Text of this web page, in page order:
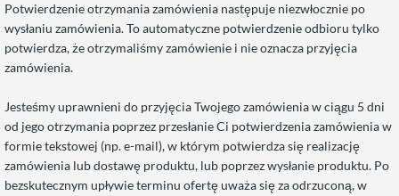
Potwierdzenie otrzymania zamówienia następuje niezwłocznie po
wysłaniu zamówienia. To automatyczne potwierdzenie odbioru tylko
potwierdza, że ​​otrzymaliśmy zamówienie i nie oznacza przyjęcia
zamówienia.
Jesteśmy uprawnieni do przyjęcia Twojego zamówienia w ciągu 5 dni
od jego otrzymania poprzez przesłanie Ci potwierdzenia zamówienia w
formie tekstowej (np. e-mail), w którym potwierdza się realizację
zamówienia lub dostawę produktu, lub poprzez wysłanie produktu. Po
bezskutecznym upływie terminu ofertę uważa się za odrzuconą, w